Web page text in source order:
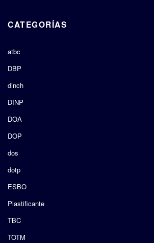
CATEGORÍAS
atbc
DBP
dinch
DINP
DOA
DOP
dos
dotp
ESBO
Plastificante
TBC
TOTM